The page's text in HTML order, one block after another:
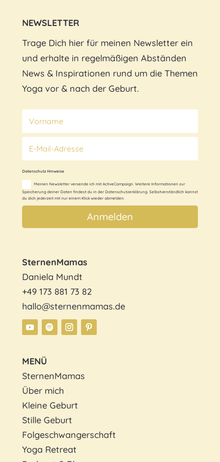
NEWSLETTER
Trage Dich hier für meinen Newsletter ein
und erhaltein regelmäßigen Abständen
News & Inspirationen rund um die Themen
Yoga vor & nach der Geburt.
Datenschutz Hinweise
Meinen Newsletter versende ich mit ActiveCampaign. Weitere Informationen zur
Speicherung deiner Daten findest du in der Datenschutzerklärung. Selbstverständlich kannst
du dich jederzeit mit nur einem Klick wieder abmelden.
Anmelden
SternenMamas
Daniela Mundt
+49 173 881 73 82
hallo@sternenmamas.de
MENÜ
SternenMamas
Über mich
Kleine Geburt
Stille Geburt
Folgeschwangerschaft
Yoga Retreat